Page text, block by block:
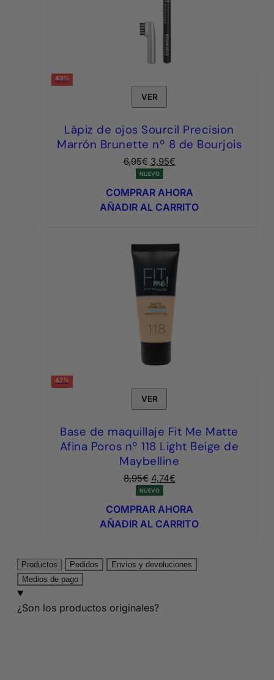
43%
VER
Lápiz de ojos Sourcil Precision
Marrón Brunette nº 8 de Bourjois
6,95€ El
precio
original
era:
6,95€.
3,95€El
actual
es:
3,95€.
NUEVO
COMPRAR AHORA
AÑADIR AL CARRITO
47%
VER
Base de maquillaje Fit Me Matte
Afina Poros nº 118 Light Beige de
Maybelline
8,95€ El
precio
original
era:
8,95€.
4,74€El
actual
es:
4,74€.
NUEVO
COMPRAR AHORA
AÑADIR AL CARRITO
Productos Pedidos
Envíos y devoluciones
Medios de pago
¿Son los productos originales?